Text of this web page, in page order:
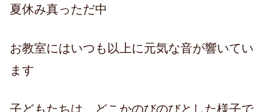
夏休み真っただ中
お教室にはいつも以上に元気な音が響いてい
ます
子どもたちは、どこかのびのびとした様子で